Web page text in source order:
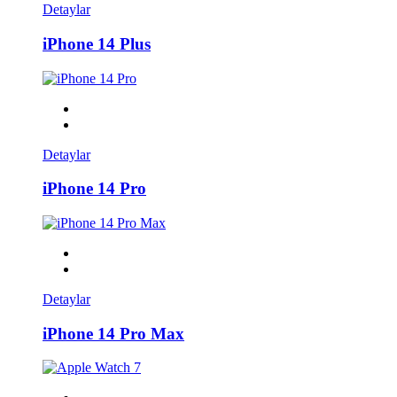
Detaylar
iPhone 14 Plus
Detaylar
iPhone 14 Pro
Detaylar
iPhone 14 Pro Max